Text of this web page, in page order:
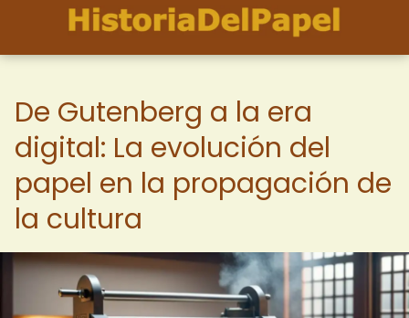
De Gutenberg a la era
digital: La evolución del
papel en la propagación de
la cultura